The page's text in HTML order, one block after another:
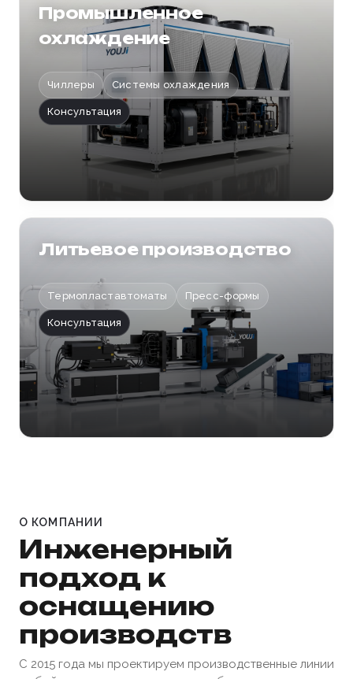
Промышленное
охлаждение
Чиллеры Системы охлаждения
Консультация
Литьевое производство
Термопластавтоматы Пресс-формы
Консультация
О КОМПАНИИ
Инженерный
подход к
оснащению
производств
С 2015 года мы проектируем производственные линии